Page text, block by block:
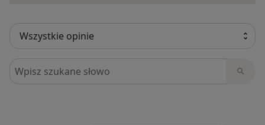
Szukaj w opiniach